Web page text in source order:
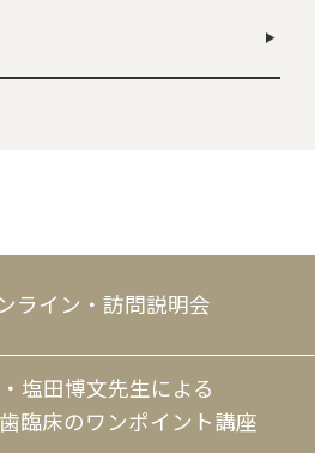
ライン・訪問説明会
塩田博文先生による
臨床のワンポイント講座